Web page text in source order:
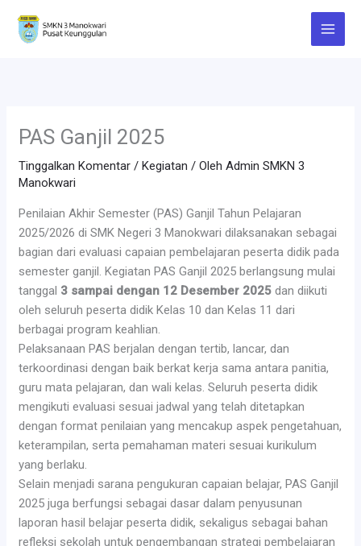
konten
PAS Ganjil 2025
Tinggalkan Komentar /Kegiatan / OlehAdmin SMKN 3
Manokwari
Penilaian Akhir Semester (PAS) Ganjil Tahun Pelajaran
2025/2026 di SMK Negeri 3 Manokwari dilaksanakan sebagai
bagian dari evaluasi capaian pembelajaran peserta didik pada
semester ganjil. Kegiatan PAS Ganjil 2025 berlangsung mulai
tanggal 3 sampai dengan 12 Desember 2025 dan diikuti
oleh seluruh peserta didik Kelas 10 dan Kelas 11 dari
berbagai program keahlian.
Pelaksanaan PAS berjalan dengan tertib, lancar, dan
terkoordinasi dengan baik berkat kerja sama antara panitia,
guru mata pelajaran, dan wali kelas. Seluruh peserta didik
mengikuti evaluasi sesuai jadwal yang telah ditetapkan
dengan format penilaian yang mencakup aspek pengetahuan,
keterampilan, serta pemahaman materi sesuai kurikulum
yang berlaku.
Selain menjadi sarana pengukuran capaian belajar, PAS Ganjil
2025 juga berfungsi sebagai dasar dalam penyusunan
laporan hasil belajar peserta didik, sekaligus sebagai bahan
refleksi sekolah untuk pengembangan strategi pembelajaran